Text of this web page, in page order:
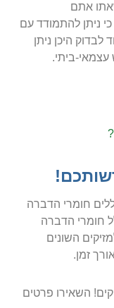
אתם
כי ניתן להתמודד עם
לבדוק היכן ניתן
ביתי.
חומרי הדברה
חומרי הדברה
השונים
זמן.
השאירו פרטים